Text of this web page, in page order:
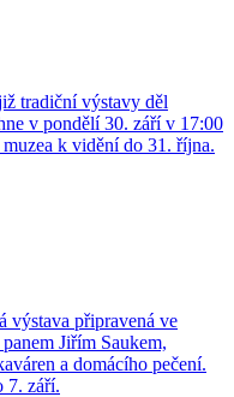
tradiční výstavy děl
v pondělí 30. září v 17:00
k vidění do 31. října.
výstava připravená ve
Jiřím Saukem,
a domácího pečení.
7. září.